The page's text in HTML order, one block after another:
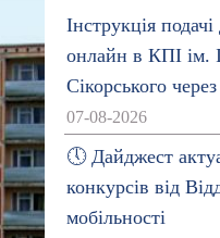
Інструкція
онлайн в КПІ ім.
Сікорського
07-08-2026
🕔 Дайджест
конкурсів від
мобільності